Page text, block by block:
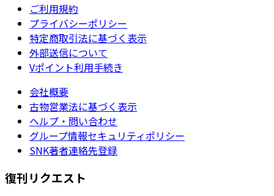
ご利用規約
プライバシーポリシー
特定商取引法に基づく表示
外部送信について
Vポイント利用手続き
会社概要
古物営業法に基づく表示
ヘルプ・問い合わせ
グループ情報セキュリティポリシー
SNK著者連絡先登録
復刊リクエスト